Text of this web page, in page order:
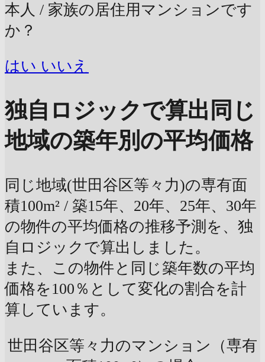
本人 / 家族の居住用マンションです
か？
はい いいえ
独自ロジックで算出 同じ
地域の築年別の平均価格
同じ地域(世田谷区等々力)の専有面
積100m² / 築15年、20年、25年、30年
の物件の平均価格の推移予測を、独
自ロジックで算出しました。
また、この物件と同じ築年数の平均
価格を100％として変化の割合を計
算しています。
世田谷区等々力のマンション（専有